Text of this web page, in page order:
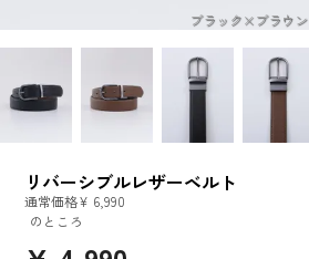
ブラック×ブラウン
リバーシブルレザーベルト
通常価格¥ 6,990
のところ